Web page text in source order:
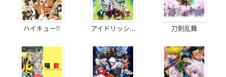
ハイキュー!! アイドリッシ... 刀剣乱舞